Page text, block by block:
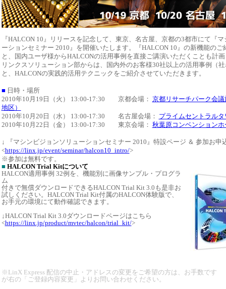
『HALCON 10』リリースを記念して、東京、名古屋、京都の3都市にて『
ーションセミナー 2010』を開催いたします。
『HALCON 10』の新機能のご
と、
国内ユーザ様からHALCONの活用事例を直接ご講演いただくことも計
リンクスソリューション部からは、
国内外のお客様30社以上の活用事例
（
と、 HALCONの実践的活用テクニックをご紹介させていただきます。
■ 日時・場所
2010年10月19日（火） 13:00-17:30 京都会場： 京都リサーチパーク会
地区）
2010年10月20日（水） 13:00-17:30 名古屋会場： プライムセントラルタ
2010年10月22日（金） 13:00-17:30 東京会場： 秋葉原コンベンションホ
↓ 『マシンビジョンソリューションセミナー 2010』特設ページ ＆ 参加お申
<https://linx.jp/event/seminar/halcon10_intro/>
※参加は無料です。
■ HALCON Trial Kitについて
HALCON適用事例 32例を、機能別に画像サンプル・プログラ
ム
付きで無償ダウンロードできるHALCON Trial Kit 3.0も是非お
試しください。HALCON Trial Kit付属のHALCON体験版で、
お手元の環境にて動作確認できます。
↓HALCON Trial Kit 3.0ダウンロードページはこちら
<https://linx.jp/product/mvtec/halcon/trial_kit/>
※LinX Express 配信の中止・アドレスの変更をご希望の方は、お手数です
が右の「ご登録内容変更」よりお問い合わせください。